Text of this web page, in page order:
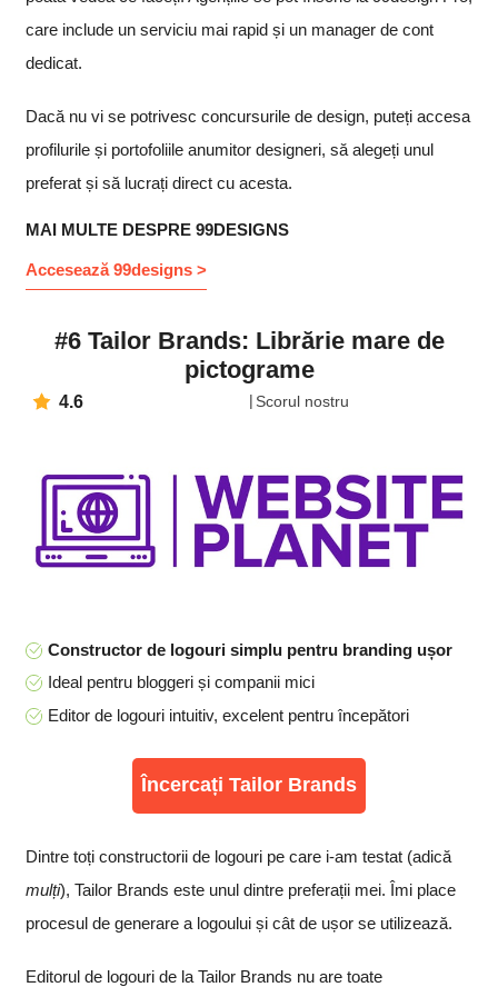
care include un serviciu mai rapid și un manager de cont
dedicat.
Dacă nu vi se potrivesc concursurile de design, puteți accesa
profilurile și portofoliile anumitor designeri, să alegeți unul
preferat și să lucrați direct cu acesta.
MAI MULTE DESPRE 99DESIGNS
Accesează 99designs >
#6 Tailor Brands: Librărie mare de
pictograme
4.6 Scorul nostru
Constructor de logouri simplu pentru branding ușor
Ideal pentru bloggeri și companii mici
Editor de logouri intuitiv, excelent pentru începători
Încercați Tailor Brands
Dintre toți constructorii de logouri pe care i-am testat (adică
mulți), Tailor Brands este unul dintre preferații mei. Îmi place
procesul de generare a logoului și cât de ușor se utilizează.
Editorul de logouri de la Tailor Brands nu are toate